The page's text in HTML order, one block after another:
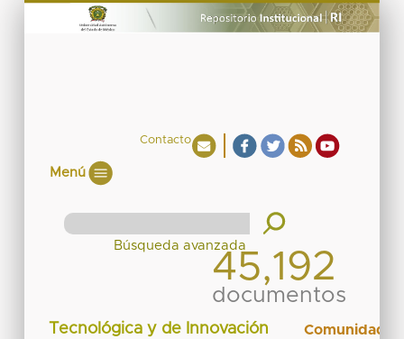
Contacto
Menú
45,192
documentos
Tecnológica y de Innovación
Comunidades